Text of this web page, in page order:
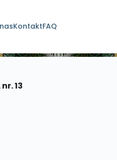
KontaktFAQ
13